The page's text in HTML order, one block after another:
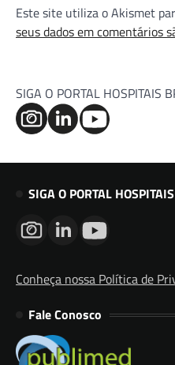
Este site utiliza o Akismet
seus dados em comentários
SIGA O PORTAL HOSPITAIS
SIGA O PORTAL
Conheça nossa Política de
Fale Conosco